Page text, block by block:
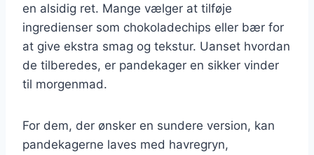
en alsidig ret. Mange vælger at tilføje
ingredienser som chokoladechips eller bær for
at give ekstra smag og tekstur. Uanset hvordan
de tilberedes, er pandekager en sikker vinder
til morgenmad.
For dem, der ønsker en sundere version, kan
pandekagerne laves med havregryn,